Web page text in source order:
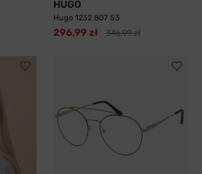
HUGO
Hugo 1232 807 53
296,99 zł 346,99 zł